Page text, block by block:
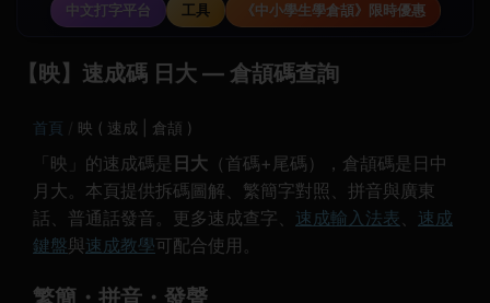
中文打字平台
工具 《中小學生學倉頡》限時優惠
【映】速成碼 日大 — 倉頡碼查詢
首頁 映 ( 速成 | 倉頡 )
「映」的速成碼是 日大 （首碼+尾碼），倉頡碼是日中
月大。本頁提供拆碼圖解、繁簡字對照、拼音與廣東
話、普通話發音。更多速成查字、 速成輸入法表、 速成
鍵盤與速成教學可配合使用。
繁簡・拼音・發聲